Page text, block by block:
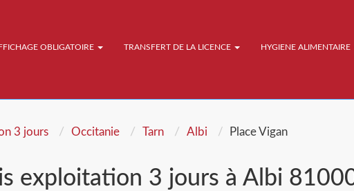
OBLIGATOIRE TRANSFERT DE LA LICENCE HYGIENE ALIMENTAIRE
3 jours Occitanie Tarn Albi Place Vigan
exploitation 3 jours à Albi